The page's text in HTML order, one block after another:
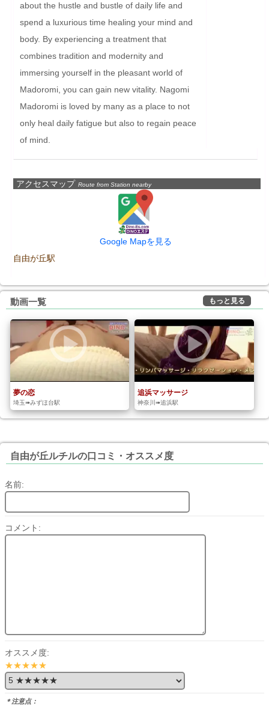
about the hustle and bustle of daily life and
spend a luxurious time healing your mind and
body. By experiencing a treatment that
combines tradition and modernity and
immersing yourself in the pleasant world of
Madoromi, you can gain new vitality. Nagomi
Madoromi is loved by many as a place to not
only heal daily fatigue but also to regain peace
of mind.
アクセスマップ Route from Station nearby
Google Mapを見る
自由が丘駅
動画一覧 もっと見る
夢の恋
埼玉➠みずほ台駅
追浜マッサージ
神奈川➠追浜駅
自由が丘ルチルの口コミ・オススメ度
名前:
コメント:
オススメ度:
★★★★★
＊注意点：